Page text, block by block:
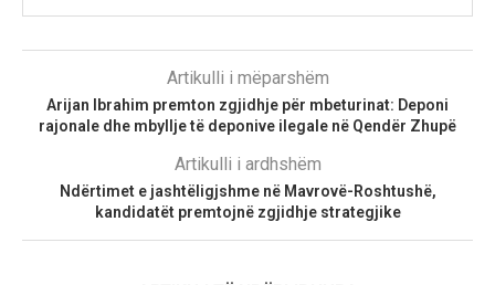
Artikulli i mëparshëm
Arijan Ibrahim premton zgjidhje për mbeturinat: Deponi
rajonale dhe mbyllje të deponive ilegale në Qendër Zhupë
Artikulli i ardhshëm
Ndërtimet e jashtëligjshme në Mavrovë-Roshtushë,
kandidatët premtojnë zgjidhje strategjike